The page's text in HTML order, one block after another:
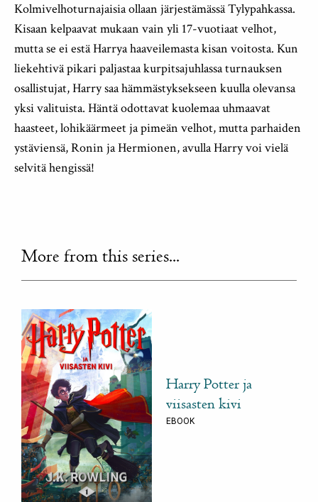
Kolmivelhoturnajaisia ollaan järjestämässä Tylypahkassa.
Kisaan kelpaavat mukaan vain yli 17-vuotiaat velhot,
mutta se ei estä Harrya haaveilemasta kisan voitosta. Kun
liekehtivä pikari paljastaa kurpitsajuhlassa turnauksen
osallistujat, Harry saa hämmästyksekseen kuulla olevansa
yksi valituista. Häntä odottavat kuolemaa uhmaavat
haasteet, lohikäärmeet ja pimeän velhot, mutta parhaiden
ystäviensä, Ronin ja Hermionen, avulla Harry voi vielä
selvitä hengissä!
More from this series...
Harry Potter ja
viisasten kivi
EBOOK